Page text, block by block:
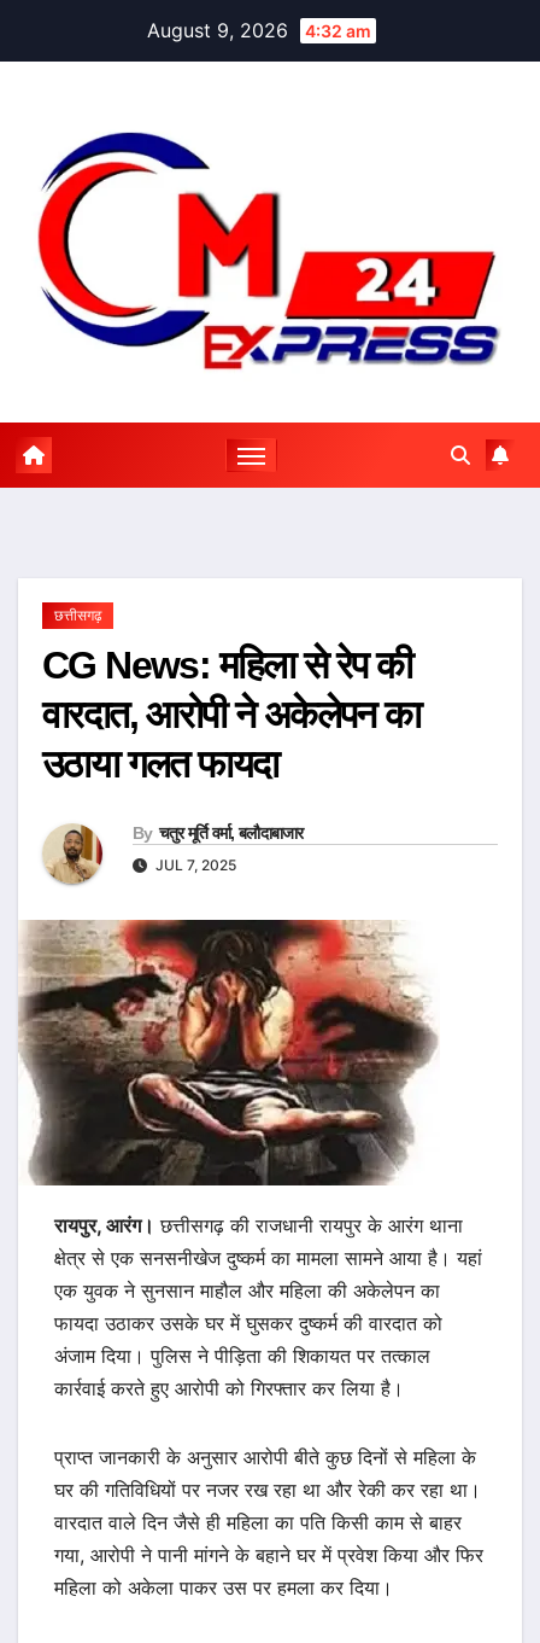
August 9, 2026 4:32 am
छत्तीसगढ़
CG News: महिला से रेप की
वारदात, आरोपी ने अकेलेपन का
उठाया गलत फायदा
By चतुर मूर्ति वर्मा, बलौदाबाजार
JUL 7, 2025
रायपुर, आरंग। छत्तीसगढ़ की राजधानी रायपुर के आरंग थाना
क्षेत्र से एक सनसनीखेज दुष्कर्म का मामला सामने आया है। यहां
एक युवक ने सुनसान माहौल और महिला की अकेलेपन का
फायदा उठाकर उसके घर में घुसकर दुष्कर्म की वारदात को
अंजाम दिया। पुलिस ने पीड़िता की शिकायत पर तत्काल
कार्रवाई करते हुए आरोपी को गिरफ्तार कर लिया है।
प्राप्त जानकारी के अनुसार आरोपी बीते कुछ दिनों से महिला के
घर की गतिविधियों पर नजर रख रहा था और रेकी कर रहा था।
वारदात वाले दिन जैसे ही महिला का पति किसी काम से बाहर
गया, आरोपी ने पानी मांगने के बहाने घर में प्रवेश किया और फिर
महिला को अकेला पाकर उस पर हमला कर दिया।